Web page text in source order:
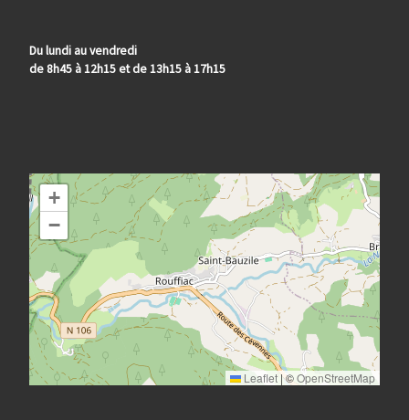
Du lundi au vendredi
de 8h45 à 12h15 et de 13h15 à 17h15
+
−
Leaflet |©OpenStreetMap